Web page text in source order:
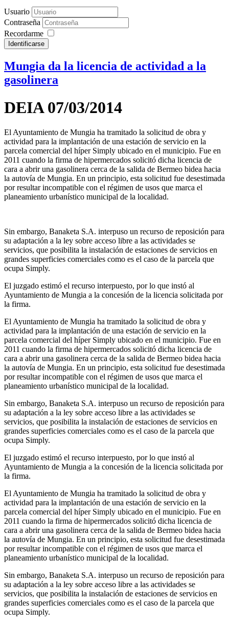
Usuario
Contraseña
Recordarme
Identificarse
Mungia da la licencia de actividad a la
gasolinera
DEIA 07/03/2014
El Ayuntamiento de Mungia ha tramitado la solicitud de obra y
actividad para la implantación de una estación de servicio en la
parcela comercial del híper Simply ubicado en el municipio. Fue en
2011 cuando la firma de hipermercados solicitó dicha licencia de
cara a abrir una gasolinera cerca de la salida de Bermeo bidea hacia
la autovía de Mungia. En un principio, esta solicitud fue desestimada
por resultar incompatible con el régimen de usos que marca el
planeamiento urbanístico municipal de la localidad.
Sin embargo, Banaketa S.A. interpuso un recurso de reposición para
su adaptación a la ley sobre acceso libre a las actividades se
servicios, que posibilita la instalación de estaciones de servicios en
grandes superficies comerciales como es el caso de la parcela que
ocupa Simply.
El juzgado estimó el recurso interpuesto, por lo que instó al
Ayuntamiento de Mungia a la concesión de la licencia solicitada por
la firma.
El Ayuntamiento de Mungia ha tramitado la solicitud de obra y
actividad para la implantación de una estación de servicio en la
parcela comercial del híper Simply ubicado en el municipio. Fue en
2011 cuando la firma de hipermercados solicitó dicha licencia de
cara a abrir una gasolinera cerca de la salida de Bermeo bidea hacia
la autovía de Mungia. En un principio, esta solicitud fue desestimada
por resultar incompatible con el régimen de usos que marca el
planeamiento urbanístico municipal de la localidad.
Sin embargo, Banaketa S.A. interpuso un recurso de reposición para
su adaptación a la ley sobre acceso libre a las actividades se
servicios, que posibilita la instalación de estaciones de servicios en
grandes superficies comerciales como es el caso de la parcela que
ocupa Simply.
El juzgado estimó el recurso interpuesto, por lo que instó al
Ayuntamiento de Mungia a la concesión de la licencia solicitada por
la firma.
El Ayuntamiento de Mungia ha tramitado la solicitud de obra y
actividad para la implantación de una estación de servicio en la
parcela comercial del híper Simply ubicado en el municipio. Fue en
2011 cuando la firma de hipermercados solicitó dicha licencia de
cara a abrir una gasolinera cerca de la salida de Bermeo bidea hacia
la autovía de Mungia. En un principio, esta solicitud fue desestimada
por resultar incompatible con el régimen de usos que marca el
planeamiento urbanístico municipal de la localidad.
Sin embargo, Banaketa S.A. interpuso un recurso de reposición para
su adaptación a la ley sobre acceso libre a las actividades se
servicios, que posibilita la instalación de estaciones de servicios en
grandes superficies comerciales como es el caso de la parcela que
ocupa Simply.